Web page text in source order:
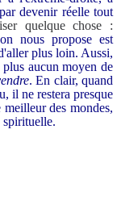
devenir réelle tout
quelque chose :
nous propose est
plus loin. Aussi,
aucun moyen de
. En clair, quand
il ne restera presque
des mondes,
spirituelle.